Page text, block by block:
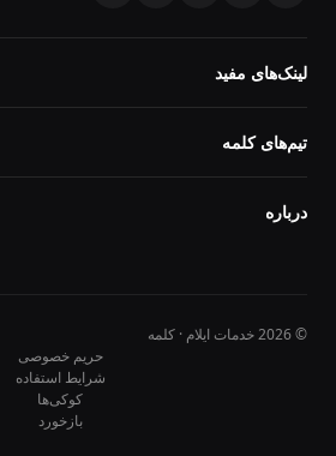
لینک‌های مفید
تیم‌های کلمه
درباره
© 2026 خدمات ایلام · کلمه
حریم خصوصی
شرایط استفاده
کوکی‌ها
بازخورد
10